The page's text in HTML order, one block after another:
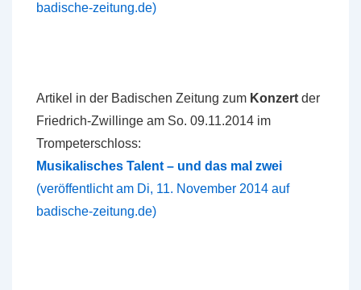
badische-zeitung.de)
Artikel in der Badischen Zeitung zum Konzert der
Friedrich-Zwillinge am So. 09.11.2014 im
Trompeterschloss:
Musikalisches Talent – und das mal zwei
(veröffentlicht am Di, 11. November 2014 auf
badische-zeitung.de)